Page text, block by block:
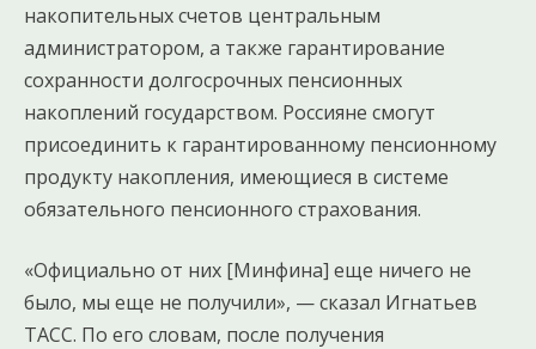
накопительных счетов центральным
администратором, а также гарантирование
сохранности долгосрочных пенсионных
накоплений государством. Россияне смогут
присоединить к гарантированному пенсионному
продукту накопления, имеющиеся в системе
обязательного пенсионного страхования.
«Официально от них [Минфина] еще ничего не
было, мы еще не получили», — сказал Игнатьев
ТАСС. По его словам, после получения